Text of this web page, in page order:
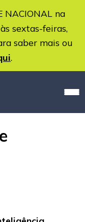
NACIONAL na
sextas-feiras,
saber mais ou
.